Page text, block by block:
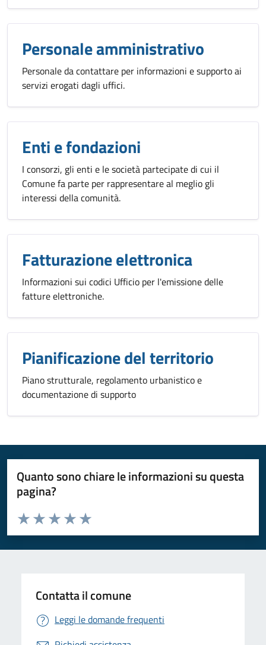
Personale amministrativo
Personale da contattare per informazioni e supporto ai
servizi erogati dagli uffici.
Enti e fondazioni
I consorzi, gli enti e le società partecipate di cui il
Comune fa parte per rappresentare al meglio gli
interessi della comunità.
Fatturazione elettronica
Informazioni sui codici Ufficio per l'emissione delle
fatture elettroniche.
Pianificazione del territorio
Piano strutturale, regolamento urbanistico e
documentazione di supporto
Quanto sono chiare le informazioni su questa
pagina?
Valuta da 1 a 5 stelle la pagina
Valuta 5 stelle su 5
Valuta 4 stelle su 5
Valuta 3 stelle su 5
Valuta 2 stelle su 5
Valuta 1 stelle su 5
Contatta il comune
Leggi le domande frequenti